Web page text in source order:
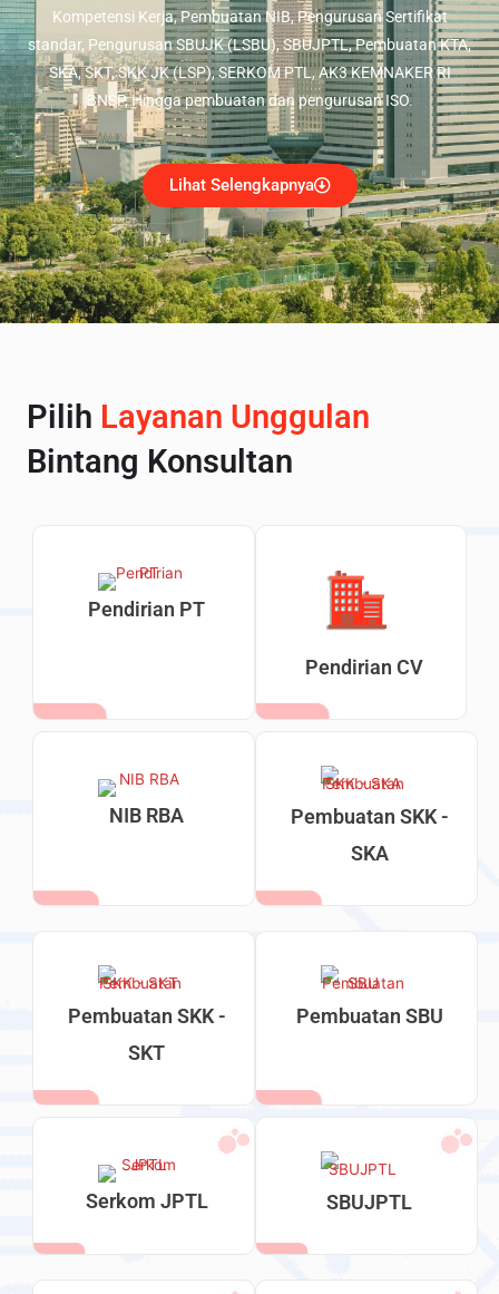
Kompetensi Kerja, Pembuatan NIB, Pengurusan Sertifikat
standar, Pengurusan SBUJK (LSBU), SBUJPTL, Pembuatan KTA,
SKA, SKT, SKK JK (LSP), SERKOM PTL, AK3 KEMNAKER RI
BNSP, Hingga pembuatan dan pengurusan ISO.
Lihat Selengkapnya
Pilih Layanan Unggulan
Bintang Konsultan
Pendirian PT
Pendirian CV
NIB RBA
Pembuatan SKK -
SKA
Pembuatan SKK -
SKT
Pembuatan SBU
Serkom JPTL SBUJPTL